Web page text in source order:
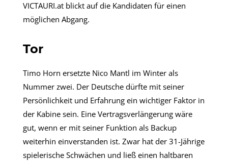
VICTAURI.at blickt auf die Kandidaten für einen
möglichen Abgang.
Tor
Timo Horn ersetzte Nico Mantl im Winter als
Nummer zwei. Der Deutsche dürfte mit seiner
Persönlichkeit und Erfahrung ein wichtiger Faktor in
der Kabine sein. Eine Vertragsverlängerung wäre
gut, wenn er mit seiner Funktion als Backup
weiterhin einverstanden ist. Zwar hat der 31-Jährige
spielerische Schwächen und ließ einen haltbaren